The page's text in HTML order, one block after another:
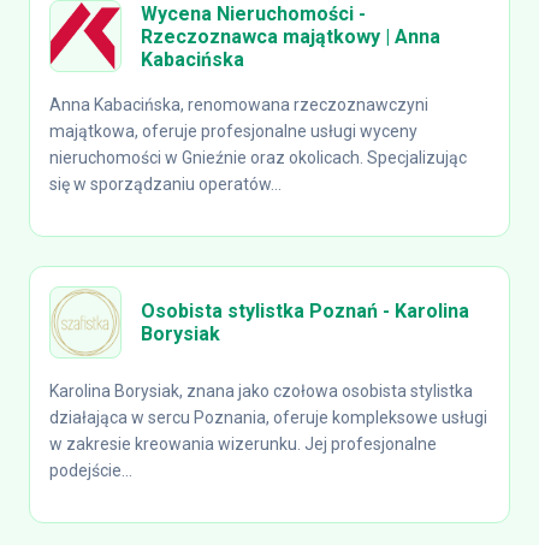
Wycena Nieruchomości -
Rzeczoznawca majątkowy | Anna
Kabacińska
Anna Kabacińska, renomowana rzeczoznawczyni
majątkowa, oferuje profesjonalne usługi wyceny
nieruchomości w Gnieźnie oraz okolicach. Specjalizując
się w sporządzaniu operatów...
Osobista stylistka Poznań - Karolina
Borysiak
Karolina Borysiak, znana jako czołowa osobista stylistka
działająca w sercu Poznania, oferuje kompleksowe usługi
w zakresie kreowania wizerunku. Jej profesjonalne
podejście...